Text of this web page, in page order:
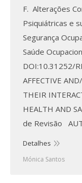
F. Alterações
Psiquiátricas e
Segurança
Saúde
DOI:10.31252/
AFFECTIVE
THEIR
HEALTH AND
de Revisão
Detalhes
Mónica Santos